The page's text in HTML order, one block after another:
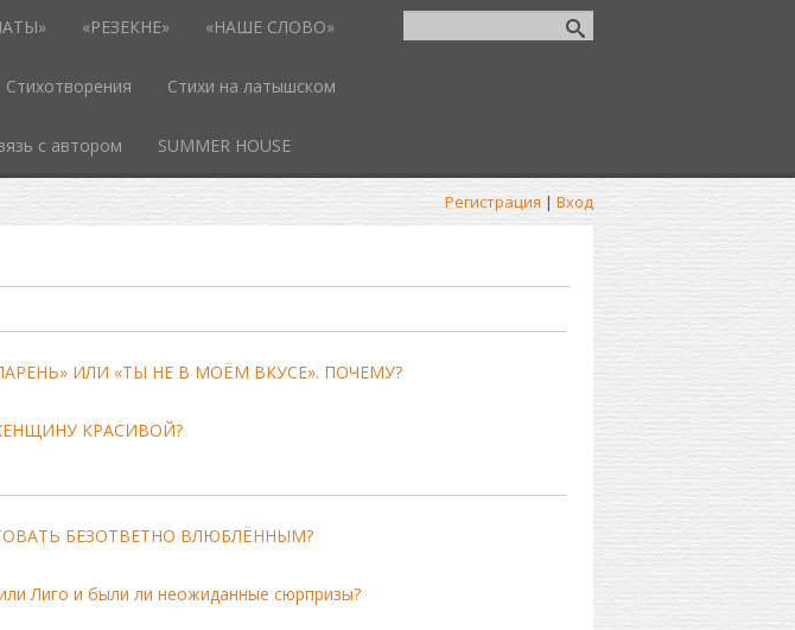
«РЕЗЕКНЕ» «НАШЕ СЛОВО»
Стихотворения Стихи на латышском
с автором SUMMER HOUSE
Регистрация | Вход
ИЛИ «ТЫ НЕ В МОЁМ ВКУСЕ». ПОЧЕМУ?
КРАСИВОЙ?
БЕЗОТВЕТНО ВЛЮБЛЁННЫМ?
Лиго и были ли неожиданные сюрпризы?